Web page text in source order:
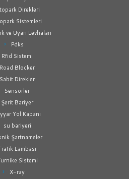
Direkleri
Sistemleri
ve Uyarı Levhaları
Pdks
Rfid Sistemi
Road Blocker
Sabit Direkler
Sensörler
Şerit Bariyer
Yol Kapanı
su bariyeri
Şartnameler
Lambası
Sistemi
X-ray